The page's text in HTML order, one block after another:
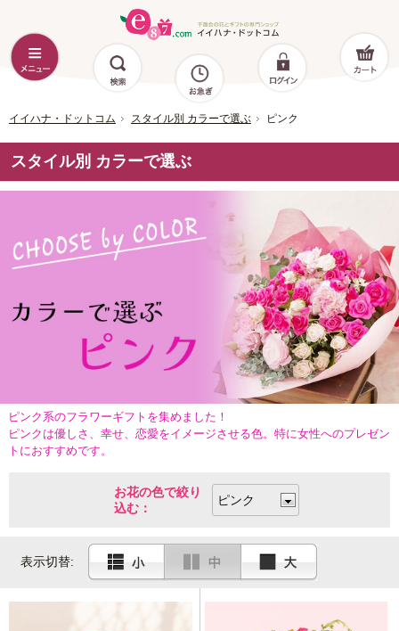
イイハナ・ドットコム スタイル別 カラーで選ぶ ピンク
スタイル別 カラーで選ぶ
ピンク系のフラワーギフトを集めました！
ピンクは優しさ、幸せ、恋愛をイメージさせる色。特に女性へのプレゼン
トにおすすめです。
お花の色で絞り
込む：
表示切替: